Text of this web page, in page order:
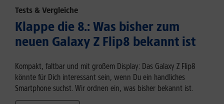
Tests & Vergleiche
Klappe die 8.: Was bisher zum
neuen Galaxy Z Flip8 bekannt ist
Kompakt, faltbar und mit großem Display: Das Galaxy Z Flip8
könnte für Dich interessant sein, wenn Du ein handliches
Smartphone suchst. Wir ordnen ein, was bisher bekannt ist.